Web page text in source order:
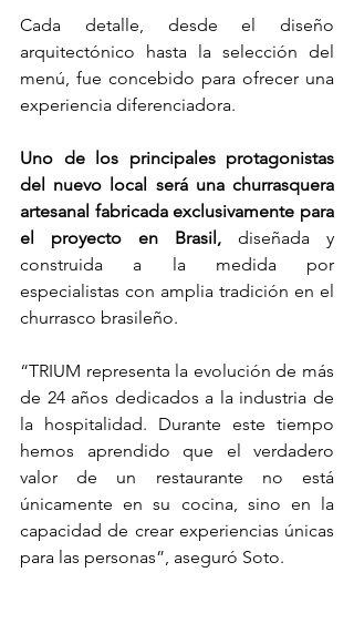
Cada detalle, desde el diseño
arquitectónico hasta la selección del
menú, fue concebido para ofrecer una
experiencia diferenciadora.
Uno de los principales protagonistas
del nuevo local será una churrasquera
artesanal fabricada exclusivamente para
el proyecto en Brasil, diseñada y
construida a la medida por
especialistas con amplia tradición en el
churrasco brasileño.
“TRIUM representa la evolución de más
de 24 años dedicados a la industria de
la hospitalidad. Durante este tiempo
hemos aprendido que el verdadero
valor de un restaurante no está
únicamente en su cocina, sino en la
capacidad de crear experiencias únicas
para las personas”, aseguró Soto.